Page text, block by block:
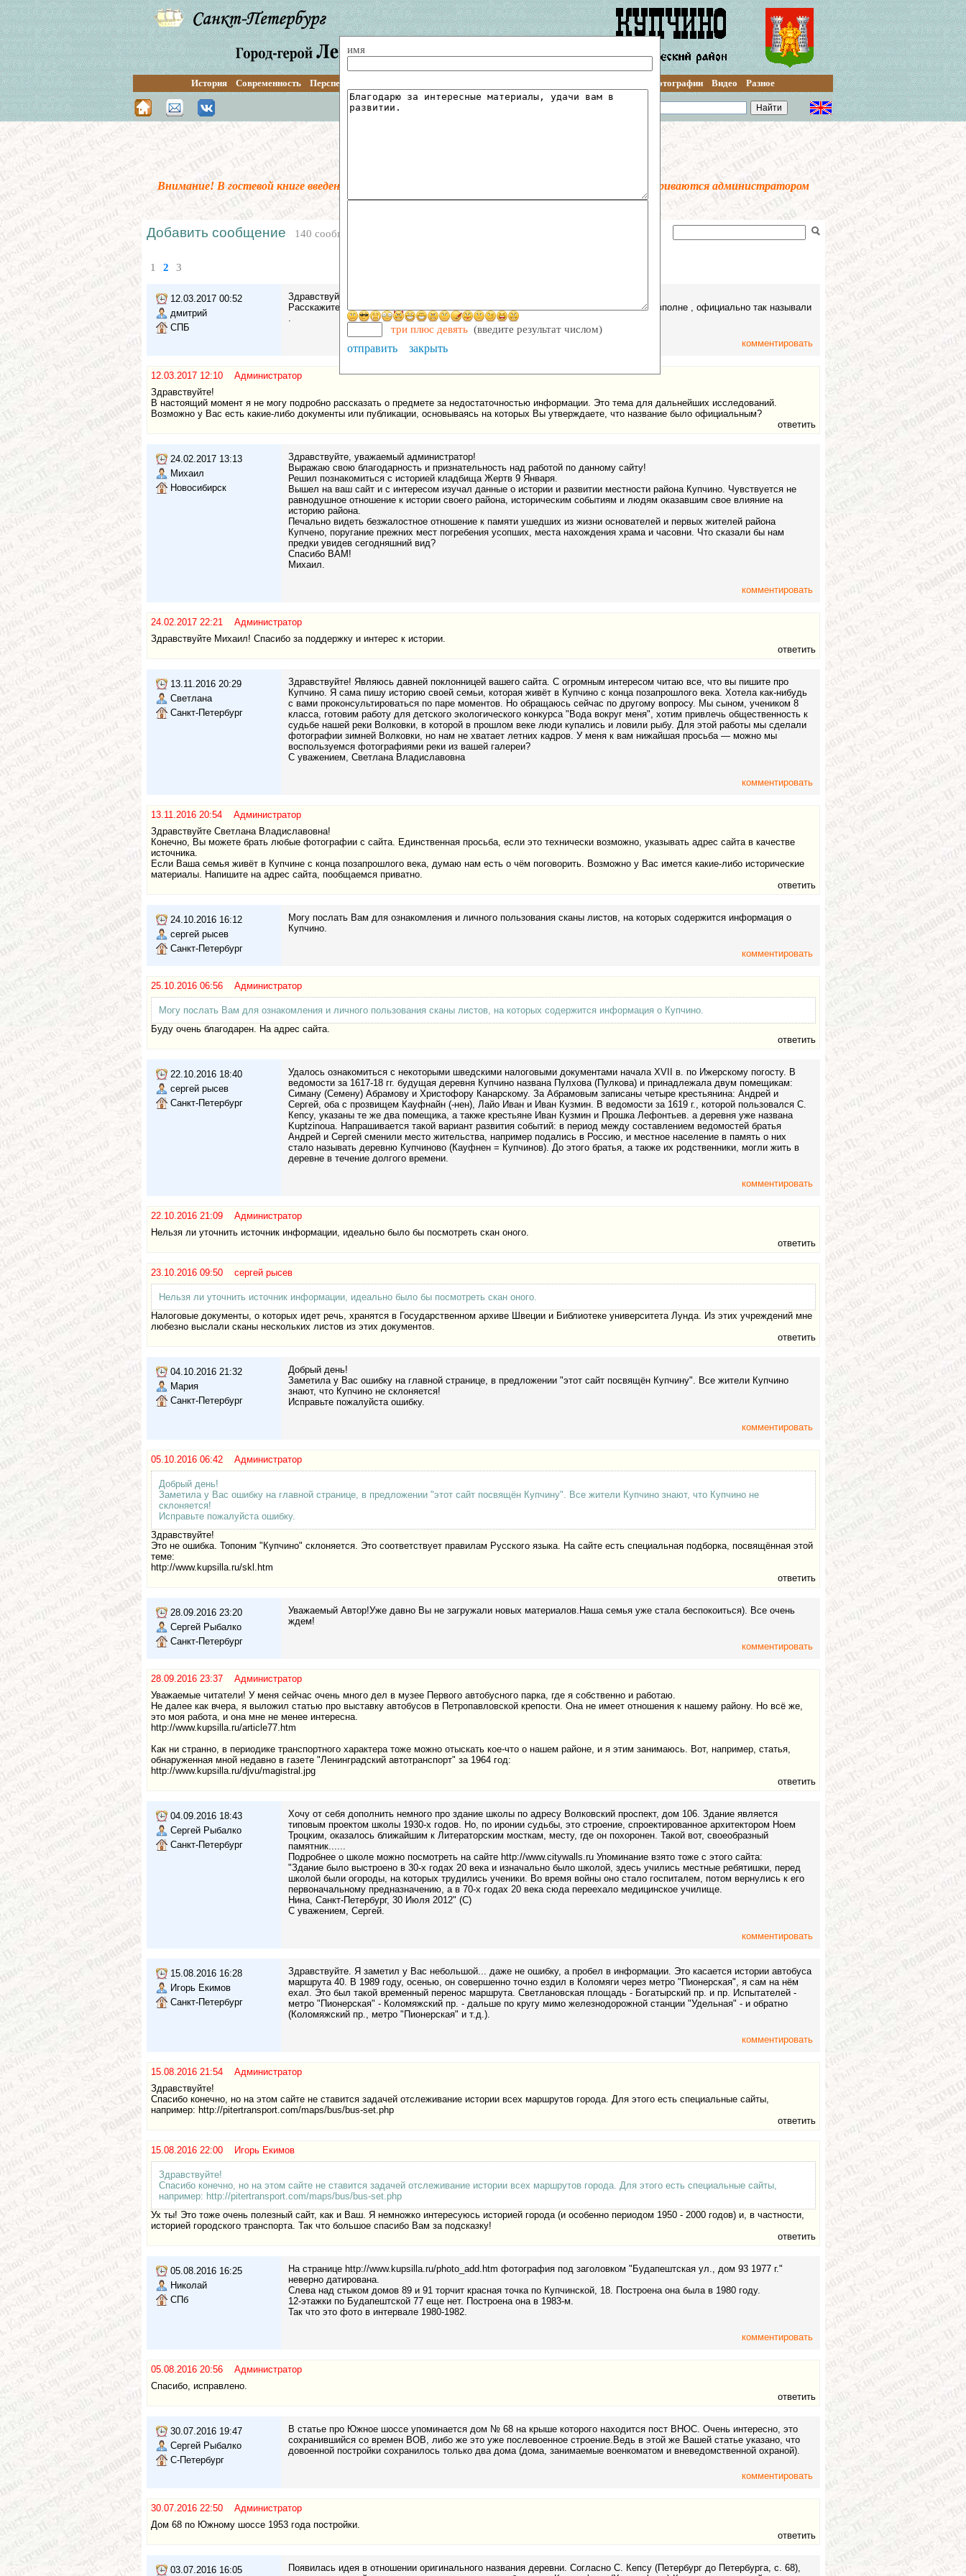
История Современность Перспективы Фотографии Видео Разное
Поиск по сайту
Внимание! В гостевой книге введена предмодерация. Все сообщения перед публикацией просматриваются администратором
имя
три плюс девять (введите результат числом)
отправить закрыть
Добавить сообщение 140 сообщений
1 2 3
12.03.2017 00:52
дмитрий
СПБ
Здравствуйте !
Расскажите историю , так называемого Холма Славы . По крайней мере , в 80х его вполне , официально так называли
.
комментировать
12.03.2017 12:10 Администратор
Здравствуйте!
В настоящий момент я не могу подробно рассказать о предмете за недостаточностью информации. Это тема для дальнейших исследований.
Возможно у Вас есть какие-либо документы или публикации, основываясь на которых Вы утверждаете, что название было официальным?
ответить
24.02.2017 13:13
Михаил
Новосибирск
Здравствуйте, уважаемый администратор!
Выражаю свою благодарность и признательность над работой по данному сайту!
Решил познакомиться с историей кладбища Жертв 9 Января.
Вышел на ваш сайт и с интересом изучал данные о истории и развитии местности района Купчино. Чувствуется не
равнодушное отношение к истории своего района, историческим событиям и людям оказавшим свое влияние на
историю района.
Печально видеть безжалостное отношение к памяти ушедших из жизни основателей и первых жителей района
Купчено, поругание прежних мест погребения усопших, места нахождения храма и часовни. Что сказали бы нам
предки увидев сегодняшний вид?
Спасибо ВАМ!
Михаил.
комментировать
24.02.2017 22:21 Администратор
Здравствуйте Михаил! Спасибо за поддержку и интерес к истории.
ответить
13.11.2016 20:29
Светлана
Санкт-Петербург
Здравствуйте! Являюсь давней поклонницей вашего сайта. С огромным интересом читаю все, что вы пишите про
Купчино. Я сама пишу историю своей семьи, которая живёт в Купчино с конца позапрошлого века. Хотела как-нибудь
с вами проконсультироваться по паре моментов. Но обращаюсь сейчас по другому вопросу. Мы сыном, учеником 8
класса, готовим работу для детского экологического конкурса "Вода вокруг меня", хотим привлечь общественность к
судьбе нашей реки Волковки, в которой в прошлом веке люди купались и ловили рыбу. Для этой работы мы сделали
фотографии зимней Волковки, но нам не хватает летних кадров. У меня к вам нижайшая просьба — можно мы
воспользуемся фотографиями реки из вашей галереи?
С уважением, Светлана Владиславовна
комментировать
13.11.2016 20:54 Администратор
Здравствуйте Светлана Владиславовна!
Конечно, Вы можете брать любые фотографии с сайта. Единственная просьба, если это технически возможно, указывать адрес сайта в качестве
источника.
Если Ваша семья живёт в Купчине с конца позапрошлого века, думаю нам есть о чём поговорить. Возможно у Вас имется какие-либо исторические
материалы. Напишите на адрес сайта, пообщаемся приватно.
ответить
24.10.2016 16:12
сергей рысев
Санкт-Петербург
Могу послать Вам для ознакомления и личного пользования сканы листов, на которых содержится информация о
Купчино.
комментировать
25.10.2016 06:56 Администратор
Могу послать Вам для ознакомления и личного пользования сканы листов, на которых содержится информация о Купчино.
Буду очень благодарен. На адрес сайта.
ответить
22.10.2016 18:40
сергей рысев
Санкт-Петербург
Удалось ознакомиться с некоторыми шведскими налоговыми документами начала XVII в. по Ижерскому погосту. В
ведомости за 1617-18 гг. будущая деревня Купчино названа Пулхова (Пулкова) и принадлежала двум помещикам:
Симану (Семену) Абрамову и Христофору Канарскому. За Абрамовым записаны четыре крестьянина: Андрей и
Сергей, оба с прозвищем Кауфнайн (-нен), Лайо Иван и Иван Кузмин. В ведомости за 1619 г., которой пользовался С.
Кепсу, указаны те же два помещика, а также крестьяне Иван Кузмин и Прошка Лефонтьев. а деревня уже названа
Kuptzinoua. Напрашивается такой вариант развития событий: в период между составлением ведомостей братья
Андрей и Сергей сменили место жительства, например подались в Россию, и местное население в память о них
стало называть деревню Купчиново (Кауфнен = Купчинов). До этого братья, а также их родственники, могли жить в
деревне в течение долгого времени.
комментировать
22.10.2016 21:09 Администратор
Нельзя ли уточнить источник информации, идеально было бы посмотреть скан оного.
ответить
23.10.2016 09:50 сергей рысев
Нельзя ли уточнить источник информации, идеально было бы посмотреть скан оного.
Налоговые документы, о которых идет речь, хранятся в Государственном архиве Швеции и Библиотеке университета Лунда. Из этих учреждений мне
любезно выслали сканы нескольких листов из этих документов.
ответить
04.10.2016 21:32
Мария
Санкт-Петербург
Добрый день!
Заметила у Вас ошибку на главной странице, в предложении "этот сайт посвящён Купчину". Все жители Купчино
знают, что Купчино не склоняется!
Исправьте пожалуйста ошибку.
комментировать
05.10.2016 06:42 Администратор
Добрый день!
Заметила у Вас ошибку на главной странице, в предложении "этот сайт посвящён Купчину". Все жители Купчино знают, что Купчино не
склоняется!
Исправьте пожалуйста ошибку.
Здравствуйте!
Это не ошибка. Топоним "Купчино" склоняется. Это соответствует правилам Русского языка. На сайте есть специальная подборка, посвящённая этой
теме:
http://www.kupsilla.ru/skl.htm
ответить
28.09.2016 23:20
Сергей Рыбалко
Санкт-Петербург
Уважаемый Автор!Уже давно Вы не загружали новых материалов.Наша семья уже стала беспокоиться). Все очень
ждем!
комментировать
28.09.2016 23:37 Администратор
Уважаемые читатели! У меня сейчас очень много дел в музее Первого автобусного парка, где я собственно и работаю.
Не далее как вчера, я выложил статью про выставку автобусов в Петропавловской крепости. Она не имеет отношения к нашему району. Но всё же,
это моя работа, и она мне не менее интересна.
http://www.kupsilla.ru/article77.htm
Как ни странно, в периодике транспортного характера тоже можно отыскать кое-что о нашем районе, и я этим занимаюсь. Вот, например, статья,
обнаруженная мной недавно в газете "Ленинградский автотранспорт" за 1964 год:
http://www.kupsilla.ru/djvu/magistral.jpg
ответить
04.09.2016 18:43
Сергей Рыбалко
Санкт-Петербург
Хочу от себя дополнить немного про здание школы по адресу Волковский проспект, дом 106. Здание является
типовым проектом школы 1930-х годов. Но, по иронии судьбы, это строение, спроектированное архитектором Ноем
Троцким, оказалось ближайшим к Литераторским мосткам, месту, где он похоронен. Такой вот, своеобразный
памятник......
Подробнее о школе можно посмотреть на сайте http://www.citywalls.ru Упоминание взято тоже с этого сайта:
"Здание было выстроено в 30-х годах 20 века и изначально было школой, здесь учились местные ребятишки, перед
школой были огороды, на которых трудились ученики. Во время войны оно стало госпиталем, потом вернулись к его
первоначальному предназначению, а в 70-х годах 20 века сюда переехало медицинское училище.
Нина, Санкт-Петербург, 30 Июля 2012" (C)
С уважением, Сергей.
комментировать
15.08.2016 16:28
Игорь Екимов
Санкт-Петербург
Здравствуйте. Я заметил у Вас небольшой... даже не ошибку, а пробел в информации. Это касается истории автобуса
маршрута 40. В 1989 году, осенью, он совершенно точно ездил в Коломяги через метро "Пионерская", я сам на нём
ехал. Это был такой временный перенос маршрута. Светлановская площадь - Богатырский пр. и пр. Испытателей -
метро "Пионерская" - Коломяжский пр. - дальше по кругу мимо железнодорожной станции "Удельная" - и обратно
(Коломяжский пр., метро "Пионерская" и т.д.).
комментировать
15.08.2016 21:54 Администратор
Здравствуйте!
Спасибо конечно, но на этом сайте не ставится задачей отслеживание истории всех маршрутов города. Для этого есть специальные сайты,
например: http://pitertransport.com/maps/bus/bus-set.php
ответить
15.08.2016 22:00 Игорь Екимов
Здравствуйте!
Спасибо конечно, но на этом сайте не ставится задачей отслеживание истории всех маршрутов города. Для этого есть специальные сайты,
например: http://pitertransport.com/maps/bus/bus-set.php
Ух ты! Это тоже очень полезный сайт, как и Ваш. Я немножко интересуюсь историей города (и особенно периодом 1950 - 2000 годов) и, в частности,
историей городского транспорта. Так что большое спасибо Вам за подсказку!
ответить
05.08.2016 16:25
Николай
СПб
На странице http://www.kupsilla.ru/photo_add.htm фотография под заголовком "Будапештская ул., дом 93 1977 г."
неверно датирована.
Слева над стыком домов 89 и 91 торчит красная точка по Купчинской, 18. Построена она была в 1980 году.
12-этажки по Будапештской 77 еще нет. Построена она в 1983-м.
Так что это фото в интервале 1980-1982.
комментировать
05.08.2016 20:56 Администратор
Спасибо, исправлено.
ответить
30.07.2016 19:47
Сергей Рыбалко
С-Петербург
В статье про Южное шоссе упоминается дом № 68 на крыше которого находится пост ВНОС. Очень интересно, это
сохранившийся со времен ВОВ, либо же это уже послевоенное строение.Ведь в этой же Вашей статье указано, что
довоенной постройки сохранилось только два дома (дома, занимаемые военкоматом и вневедомственной охраной).
комментировать
30.07.2016 22:50 Администратор
Дом 68 по Южному шоссе 1953 года постройки.
ответить
03.07.2016 16:05
Появилась идея в отношении оригинального названия деревни. Согласно С. Кепсу (Петербург до Петербурга, с. 68),